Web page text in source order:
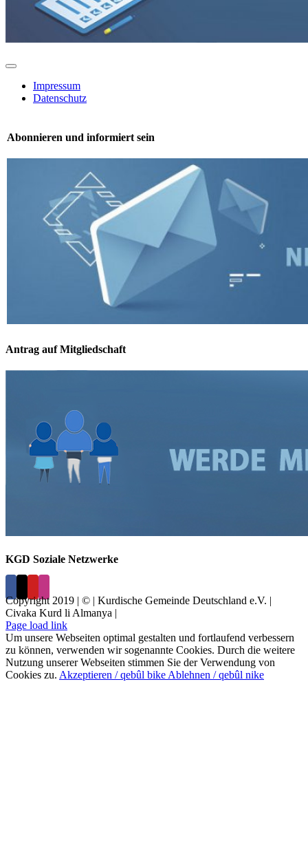
Toggle
NavigationImpressum
Datenschutz
Abonnieren und informiert sein
Antrag auf Mitgliedschaft
KGD Soziale Netzwerke
Copyright 2019 | © | Kurdische Gemeinde Deutschland e.V. |
Civaka Kurd li Almanya |
Page load link
Um unsere Webseiten optimal gestalten und fortlaufend verbessern
zu können, verwenden wir sogenannte Cookies. Durch die weitere
Nutzung unserer Webseiten stimmen Sie der Verwendung von
Cookies zu. Akzeptieren / qebûl bikeAblehnen / qebûl nike